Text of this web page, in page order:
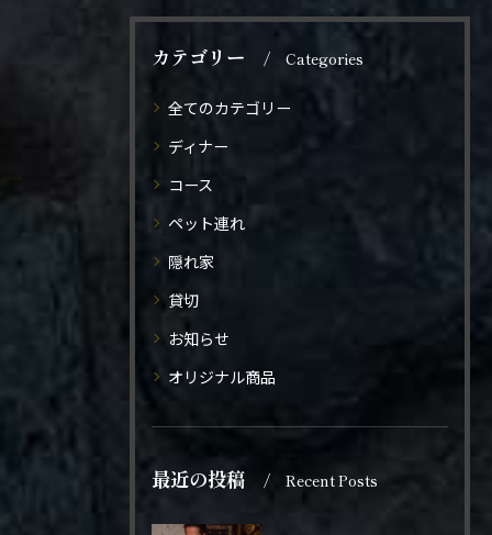
カテゴリー Categories
全てのカテゴリー
ディナー
コース
ペット連れ
隠れ家
貸切
お知らせ
オリジナル商品
最近の投稿 Recent Posts